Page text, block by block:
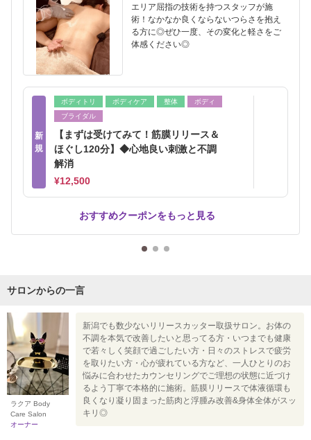
エリア屈指の技術を持つスタッフが施
術！なかなか良くならないつらさを抱え
る方に◎ぜひ一度、その変化と軽さをご
体感ください◎
新
規
ボディトリ ボディケア 整体
ボディ
ブライダル
【まずは受けてみて！筋膜リリース＆
ほぐし120分】◆心地良い刺激と不調
解消
¥12,500
おすすめクーポンをもっと見る
サロンからの一言
ラクア Body
Care Salon
オーナー
新潟でも数少ないリリースカッター取扱サロン。お体の
不調を本気で改善したいと思ってる方・いつまでも健康
で若々しく笑顔で過ごしたい方・日々のストレスで疲労
を取りたい方・心が疲れている方など、一人ひとりのお
悩みに合わせたカウンセリングでご理想の状態に近づけ
るよう丁寧で本格的に施術。筋膜リリースで体液循環も
良くなり凝り固まった筋肉と浮腫み改善&身体全体がスッ
キリ◎